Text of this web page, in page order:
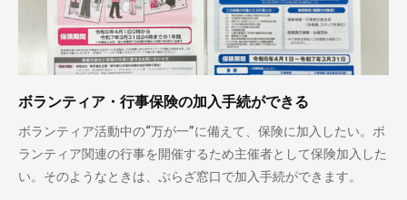
ボランティア・行事保険の加入手続ができる
ボランティア活動中の“万が一”に備えて、保険に加入したい。ボ
ランティア関連の行事を開催するため主催者として保険加入した
い。そのようなときは、ぷらざ窓口で加入手続ができます。